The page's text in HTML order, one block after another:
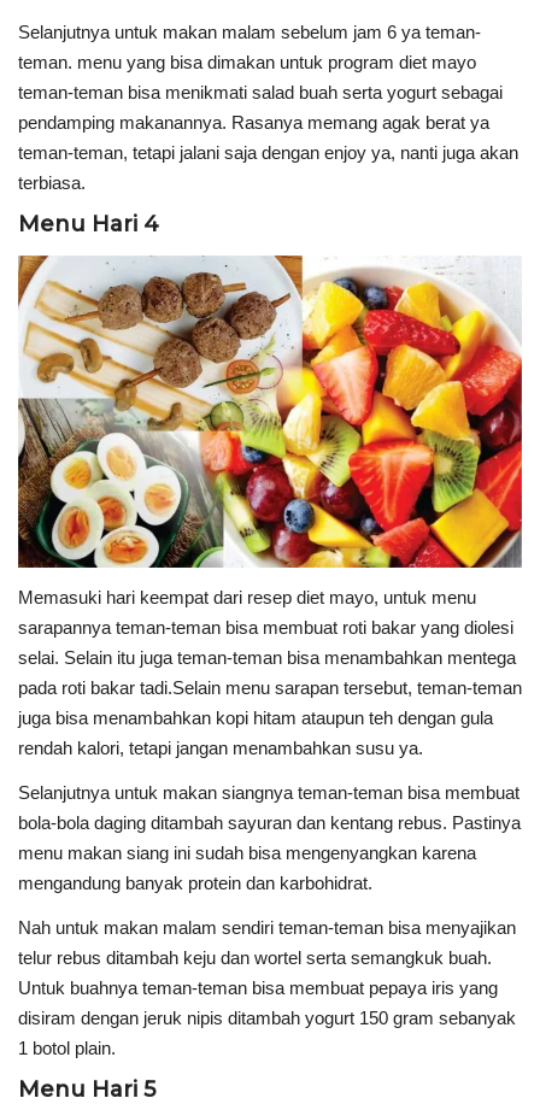
Selanjutnya untuk makan malam sebelum jam 6 ya teman-
teman. menu yang bisa dimakan untuk program diet mayo
teman-teman bisa menikmati salad buah serta yogurt sebagai
pendamping makanannya. Rasanya memang agak berat ya
teman-teman, tetapi jalani saja dengan enjoy ya, nanti juga akan
terbiasa.
Menu Hari 4
Memasuki hari keempat dari resep diet mayo, untuk menu
sarapannya teman-teman bisa membuat roti bakar yang diolesi
selai. Selain itu juga teman-teman bisa menambahkan mentega
pada roti bakar tadi.Selain menu sarapan tersebut, teman-teman
juga bisa menambahkan kopi hitam ataupun teh dengan gula
rendah kalori, tetapi jangan menambahkan susu ya.
Selanjutnya untuk makan siangnya teman-teman bisa membuat
bola-bola daging ditambah sayuran dan kentang rebus. Pastinya
menu makan siang ini sudah bisa mengenyangkan karena
mengandung banyak protein dan karbohidrat.
Nah untuk makan malam sendiri teman-teman bisa menyajikan
telur rebus ditambah keju dan wortel serta semangkuk buah.
Untuk buahnya teman-teman bisa membuat pepaya iris yang
disiram dengan jeruk nipis ditambah yogurt 150 gram sebanyak
1 botol plain.
Menu Hari 5